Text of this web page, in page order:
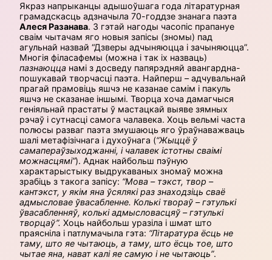
Якраз напрыканцы адышоўшага года літаратурная
грамадскасць адзначыла 70-годдзе знанага паэта
Алеся Разанава. З гэтай нагоды часопіс прапануе
сваім чытачам яго новыя запісы (зномы) пад
агульнай назвай “Дзверы адчыняюцца і зачыняюцца”.
Многія філасафемы (можна і так іх назваць)
пазнаюцца намі з досведу папярэдняй авангардна-
пошукавай творчасці паэта. Найперш – адчувальнай
прагай прамовіць яшчэ не казанае самім і пакуль
яшчэ не сказанае іншымі. Творца хоча дамагчыся
геніяльнай прастаты ў мастацкай выяве зямных
рэчаў і сутнасці самога чалавека. Хоць вельмі часта
полюсы разваг паэта змушаюць яго ўраўнаважваць
шалі метафізічнага і духоўнага (“Жыццё ў
самапераўзыходжанні, і чалавек істотны сваімі
можнасцямі”). Аднак найбольш пэўную
характарыстыку выдрукаваных зномаў можна
зрабіць з такога запісу: “Мова – тэкст, твор –
кантэкст, у якім яна ўсялякі раз знаходзіць сваё
адмысловае ўвасабленне. Колькі твораў – гэтулькі
ўвасабленняў, колькі адмысловасцяў – гэтулькі
творцаў”. Хоць найбольш уразіла і шмат што
праясніла і патлумачыла гэта: “Літаратура ёсць не
таму, што яе чытаюць, а таму, што ёсць тое, што
чытае яна, нават калі яе самую і не чытаюць”.